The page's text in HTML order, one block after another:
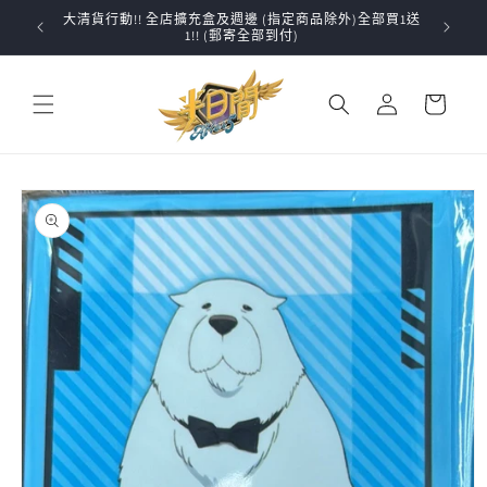
跳至內
容
大清貨行動!! 全店擴充盒及週邊 (指定商品除外)全部買1送
1!! (郵寄全部到付)
✨VG
登
入
物
略過產
品資訊